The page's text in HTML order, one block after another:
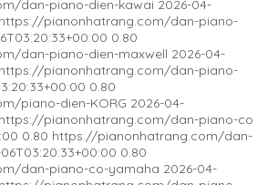
dan-piano-dien-kawai 2026-04-
https://pianonhatrang.com/dan-piano-
0.80
dan-piano-dien-maxwell 2026-04-
https://pianonhatrang.com/dan-piano-
0.80
piano-dien-KORG 2026-04-
https://pianonhatrang.com/dan-piano-co
0.80 https://pianonhatrang.com/dan-
0.80
dan-piano-co-yamaha 2026-04-